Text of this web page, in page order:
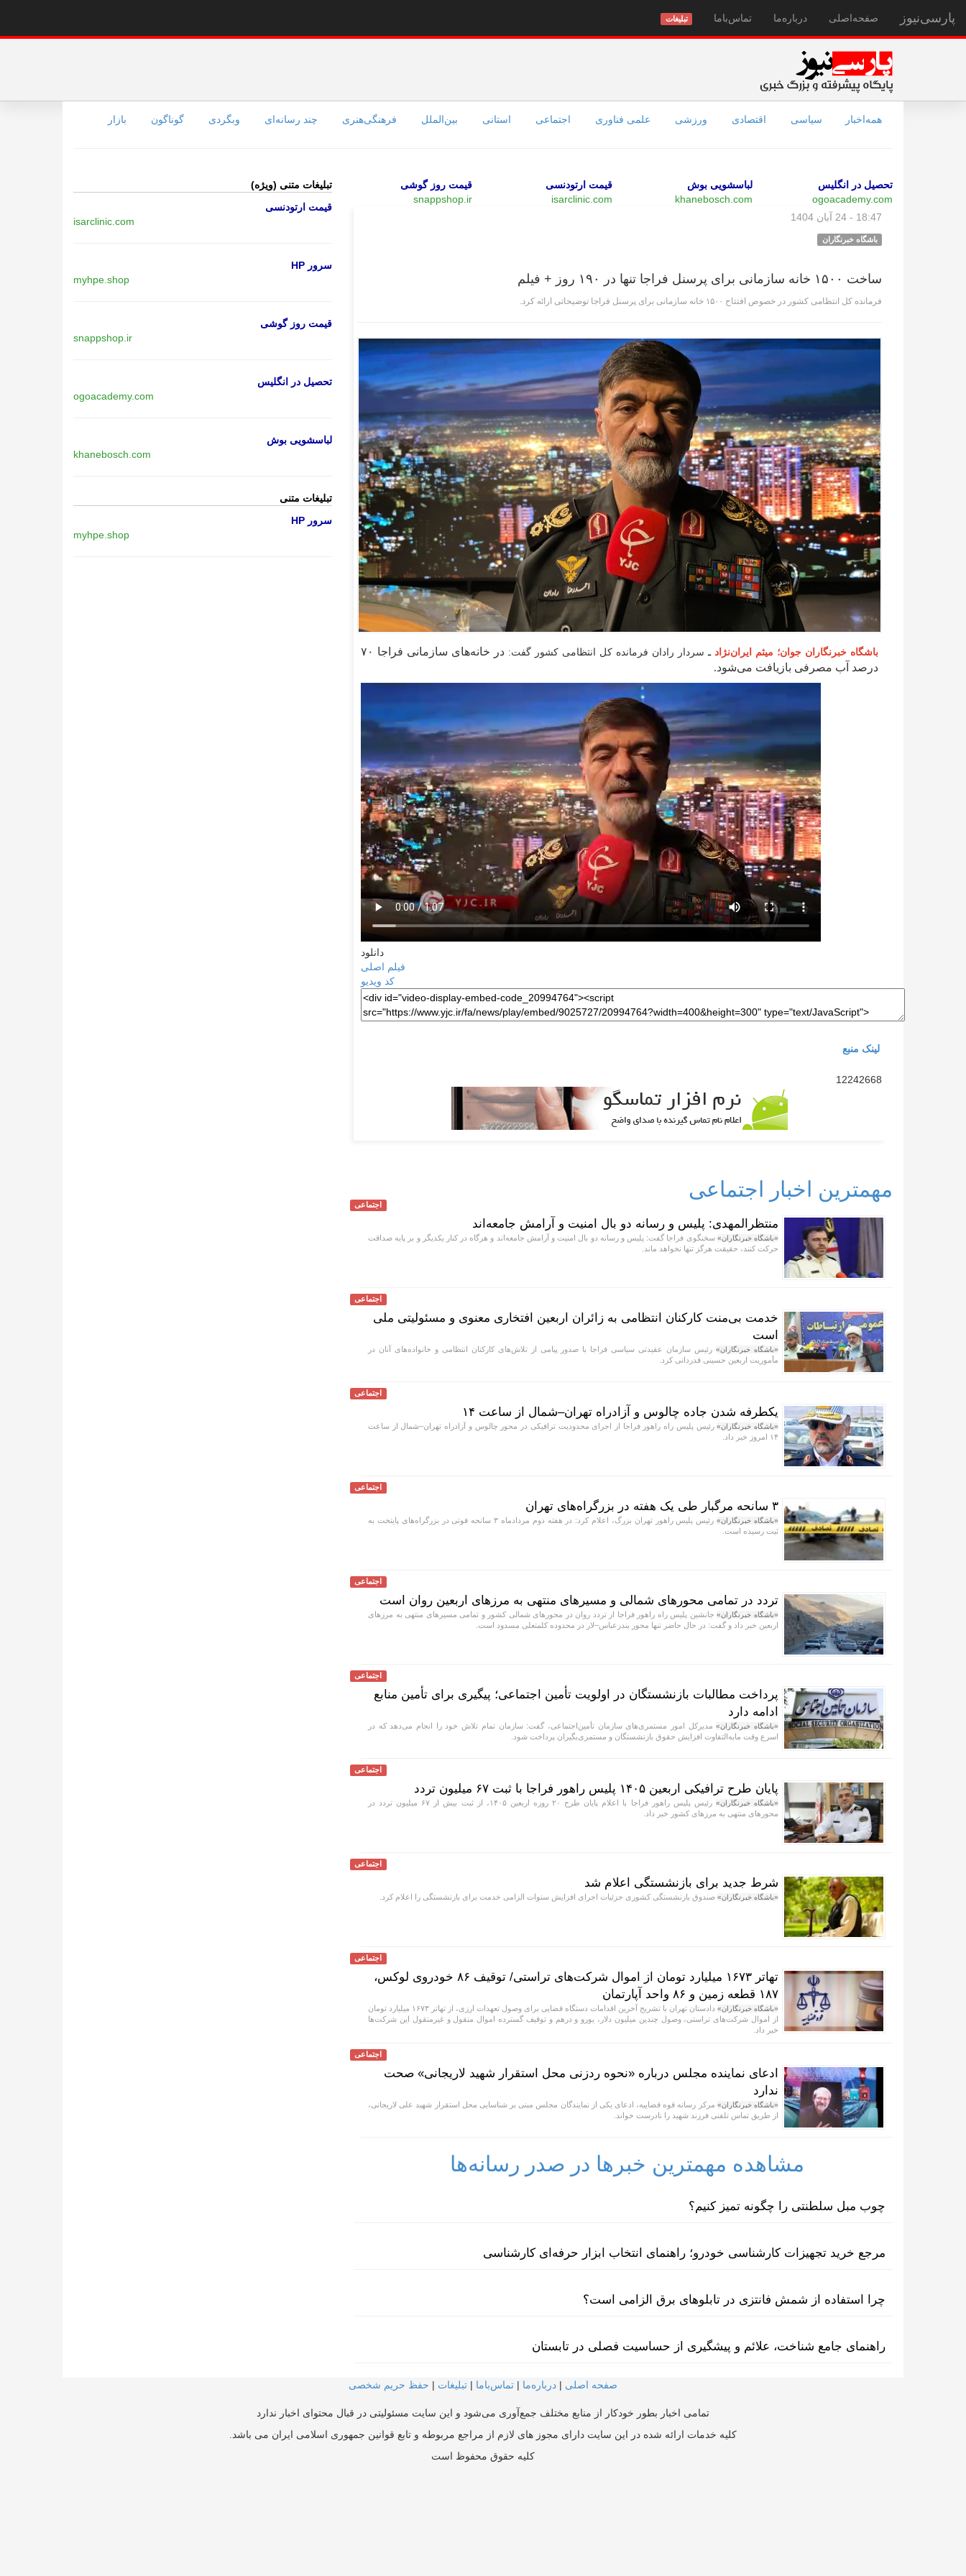
پارسی‌نیوز صفحه‌اصلی درباره‌ما تماس‌با‌ما تبلیغات
همه‌اخبار سیاسی اقتصادی ورزشی علمی فناوری اجتماعی استانی بین‌الملل فرهنگی‌هنری چند رسانه‌ای وبگردی گوناگون بازار
تحصیل در انگلیس
ogoacademy.com
لباسشویی بوش
khanebosch.com
قیمت ارتودنسی
isarclinic.com
قیمت روز گوشی
snappshop.ir
18:47 - 24 آبان 1404
باشگاه خبرنگاران
ساخت ۱۵۰۰ خانه سازمانی برای پرسنل فراجا تنها در ۱۹۰ روز + فیلم
فرمانده کل انتظامی کشور در خصوص افتتاح ۱۵۰۰ خانه سازمانی برای پرسنل فراجا توضیحاتی ارائه کرد.
باشگاه خبرنگاران جوان؛ میثم ایران‌نژادـسردار رادان فرمانده کل انتظامی کشور گفت:
در خانه‌های سازمانی فراجا ۷۰
درصد آب مصرفی بازیافت می‌شود.
دانلود
فیلم اصلی
کد ویدیو
لینک منبع
12242668
مهمترین اخبار اجتماعی
اجتماعی
منتظرالمهدی: پلیس و رسانه دو بال امنیت و آرامش جامعه‌اند
«باشگاه خبرنگاران» سخنگوی فراجا گفت: پلیس و رسانه دو بال امنیت و آرامش جامعه‌اند و هرگاه در کنار یکدیگر و بر پایه صداقت
حرکت کنند، حقیقت هرگز تنها نخواهد ماند.
اجتماعی
خدمت بی‌منت کارکنان انتظامی به زائران اربعین افتخاری معنوی و مسئولیتی ملی
است
«باشگاه خبرنگاران»رئیس سازمان عقیدتی سیاسی فراجا با صدور پیامی از تلاش‌های کارکنان انتظامی و خانواده‌های آنان در
مأموریت اربعین حسینی قدردانی کرد.
اجتماعی
یکطرفه شدن جاده چالوس و آزادراه تهران–شمال از ساعت ۱۴
«باشگاه خبرنگاران»رئیس پلیس راه راهور فراجا از اجرای محدودیت ترافیکی در محور چالوس و آزادراه تهران–شمال از ساعت
۱۴ امروز خبر داد.
اجتماعی
۳ سانحه مرگبار طی یک هفته در بزرگراه‌های تهران
«باشگاه خبرنگاران»
رئیس پلیس راهور تهران بزرگ، اعلام کرد: در هفته دوم مردادماه ۳ سانحه فوتی در بزرگراه‌های پایتخت به
ثبت رسیده است.
اجتماعی
تردد در تمامی محور‌های شمالی و مسیر‌های منتهی به مرز‌های اربعین روان است
«باشگاه خبرنگاران»جانشین پلیس راه راهور فراجا از تردد روان در محور‌های شمالی کشور و تمامی مسیر‌های منتهی به مرز‌های
اربعین خبر داد و گفت: در حال حاضر تنها محور بندرعباس–لار در محدوده کلمتعلی مسدود است.
اجتماعی
پرداخت مطالبات بازنشستگان در اولویت تأمین اجتماعی؛ پیگیری برای تأمین منابع
ادامه دارد
«باشگاه خبرنگاران»مدیرکل امور مستمری‌های سازمان تأمین‌اجتماعی، گفت: سازمان تمام تلاش خود را انجام می‌دهد که در
اسرع وقت مابه‌التفاوت افزایش حقوق بازنشستگان و مستمری‌بگیران پرداخت شود.
اجتماعی
پایان طرح ترافیکی اربعین ۱۴۰۵ پلیس راهور فراجا با ثبت ۶۷ میلیون تردد
«باشگاه خبرنگاران»
رئیس پلیس راهور فراجا با اعلام پایان طرح ۲۰ روزه اربعین ۱۴۰۵، از ثبت بیش از ۶۷ میلیون تردد در
محور‌های منتهی به مرز‌های کشور خبر داد.
اجتماعی
شرط جدید برای بازنشستگی اعلام شد
«باشگاه خبرنگاران» صندوق بازنشستگی کشوری جزئیات اجرای افزایش سنوات الزامی خدمت برای بازنشستگی را اعلام کرد.
اجتماعی
تهاتر ۱۶۷۳ میلیارد تومان از اموال شرکت‌های تراستی/ توقیف ۸۶ خودروی لوکس،
۱۸۷ قطعه زمین و ۸۶ واحد آپارتمان
«باشگاه خبرنگاران»
دادستان تهران با تشریح آخرین اقدامات دستگاه قضایی برای وصول تعهدات ارزی، از تهاتر ۱۶۷۳ میلیارد تومان
از اموال شرکت‌های تراستی، وصول چندین میلیون دلار، یورو و درهم و توقیف گسترده اموال منقول و غیرمنقول این شرکت‌ها
خبر داد.
اجتماعی
ادعای نماینده مجلس درباره «نحوه ردزنی محل استقرار شهید لاریجانی» صحت
ندارد
«باشگاه خبرنگاران» مرکز رسانه قوه قضاییه، ادعای یکی از نمایندگان مجلس مبنی بر شناسایی محل استقرار شهید علی لاریجانی،
از طریق تماس تلفنی فرزند شهید را نادرست خواند.
مشاهده مهمترین خبرها در صدر رسانه‌ها
چوب مبل سلطنتی را چگونه تمیز کنیم؟
مرجع خرید تجهیزات کارشناسی خودرو؛ راهنمای انتخاب ابزار حرفه‌ای کارشناسی
چرا استفاده از شمش فانتزی در تابلوهای برق الزامی است؟
راهنمای جامع شناخت، علائم و پیشگیری از حساسیت فصلی در تابستان
تبلیغات متنی (ویژه)
قیمت ارتودنسی
isarclinic.com
سرور HP
myhpe.shop
قیمت روز گوشی
snappshop.ir
تحصیل در انگلیس
ogoacademy.com
لباسشویی بوش
khanebosch.com
تبلیغات متنی
سرور HP
myhpe.shop
صفحه اصلی | درباره‌ما | تماس‌با‌ما | تبلیغات | حفظ حریم شخصی
تمامی اخبار بطور خودکار از منابع مختلف جمع‌آوری می‌شود و این سایت مسئولیتی در قبال محتوای اخبار ندارد
کلیه خدمات ارائه شده در این سایت دارای مجوز های لازم از مراجع مربوطه و تابع قوانین جمهوری اسلامی ایران می باشد.
کلیه حقوق محفوظ است